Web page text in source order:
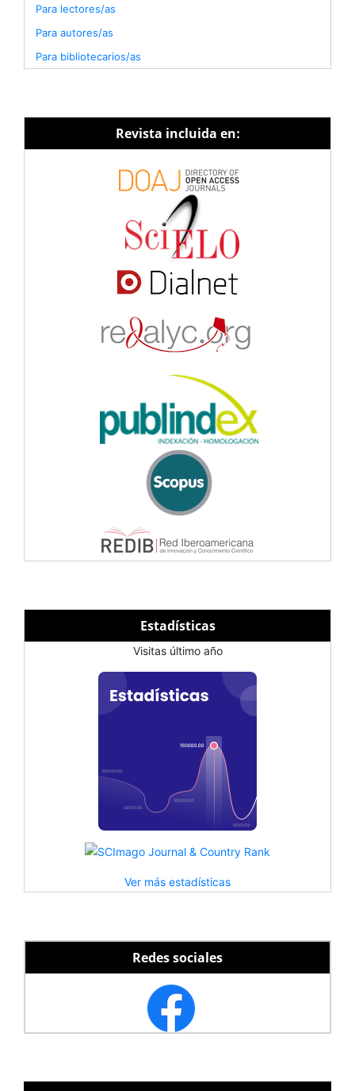
Para lectores/as
Para autores/as
Para bibliotecarios/as
Revista incluida en:
Estadísticas
Visitas último año
Ver más estadísticas
Redes sociales